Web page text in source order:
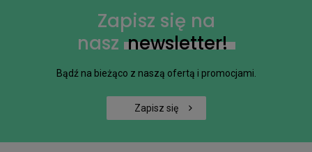
Zapisz się na
nasz newsletter!
Bądź na bieżąco z naszą ofertą i promocjami.
Zapisz się